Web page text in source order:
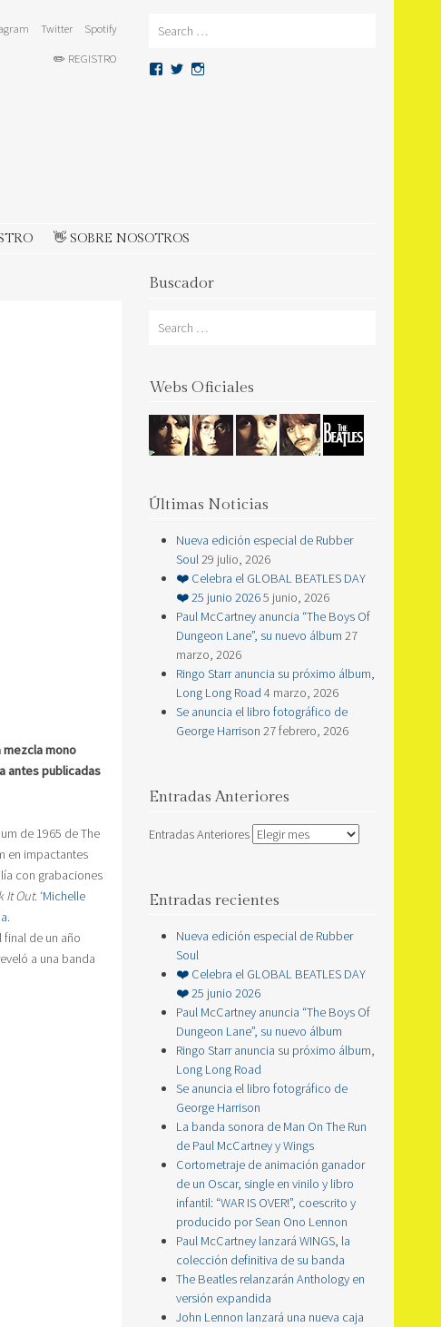
Ver Ver
Twitter Spotify
✏️ REGISTRO
👋 SOBRE NOSOTROS
mezcla mono
antes publicadas
de 1965 de The
en impactantes
con grabaciones
It Out. ‘Michelle
.
de un año
a una banda
Buscador
Webs Oficiales
Últimas Noticias
Nueva edición especial de Rubber
Soul29 julio, 2026
❤️ Celebra el GLOBAL BEATLES DAY
❤️ 25 junio 20265 junio, 2026
Paul McCartney anuncia “The Boys Of
Dungeon Lane”, su nuevo álbum 27
marzo, 2026
Ringo Starr anuncia su próximo álbum,
Long Long Road 4 marzo, 2026
Se anuncia el libro fotográfico de
George Harrison 27 febrero, 2026
Entradas Anteriores
Entradas Anteriores
Entradas recientes
Nueva edición especial de Rubber
Soul
❤️ Celebra el GLOBAL BEATLES DAY
❤️ 25 junio 2026
Paul McCartney anuncia “The Boys Of
Dungeon Lane”, su nuevo álbum
Ringo Starr anuncia su próximo álbum,
Long Long Road
Se anuncia el libro fotográfico de
George Harrison
La banda sonora de Man On The Run
de Paul McCartney y Wings
Cortometraje de animación ganador
de un Oscar, single en vinilo y libro
infantil: “WAR IS OVER!”, coescrito y
producido por Sean Ono Lennon
Paul McCartney lanzará WINGS, la
colección definitiva de su banda
The Beatles relanzarán Anthology en
versión expandida
John Lennon lanzará una nueva caja